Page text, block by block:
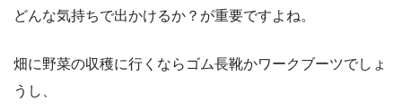
どんな気持ちで出かけるか？が重要ですよね。
畑に野菜の収穫に行くならゴム長靴かワークブーツでしょ
うし、